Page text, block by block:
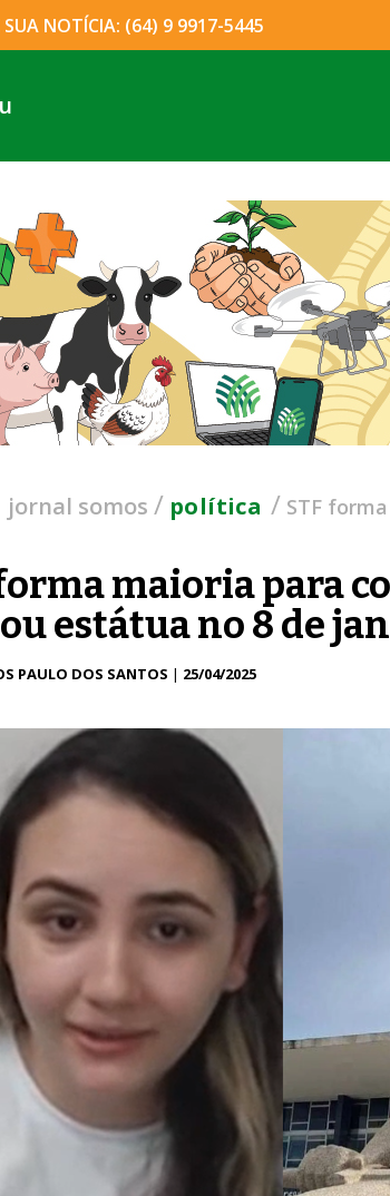
SUA NOTÍCIA: (64) 9 9917-5445
jornal somos / política / STF
maioria para
estátua no 8 de
PAULO DOS SANTOS | 25/04/2025